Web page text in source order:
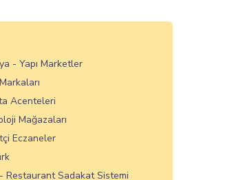
- Yapı Marketler
Acenteleri
Mağazaları
Eczaneler
Restaurant Sadakat Sistemi